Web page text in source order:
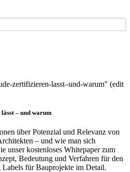
zertifizieren-lasst–und-warum" (edit
– und warum
über Potenzial und Relevanz von
– und wie man sich
unser kostenloses Whitepaper zum
Bedeutung und Verfahren für den
für Bauprojekte im Detail.